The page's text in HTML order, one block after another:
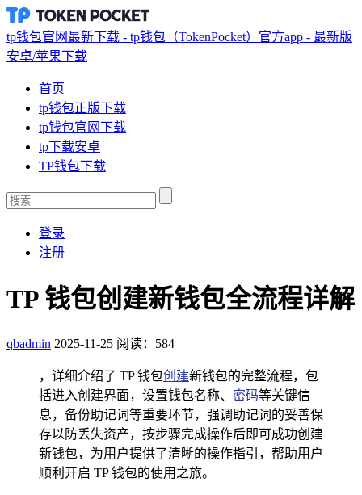
tp钱包官网最新下载 - tp钱包（TokenPocket）官方app - 最新版
安卓/苹果下载
首页
tp钱包正版下载
tp钱包官网下载
tp下载安卓
TP钱包下载
登录
注册
TP 钱包创建新钱包全流程详解
qbadmin 2025-11-25 阅读：584
，详细介绍了 TP 钱包创建新钱包的完整流程，包
括进入创建界面，设置钱包名称、 密码等关键信
息，备份助记词等重要环节，强调助记词的妥善保
存以防丢失资产，按步骤完成操作后即可成功创建
新钱包，为用户提供了清晰的操作指引，帮助用户
顺利开启 TP 钱包的使用之旅。